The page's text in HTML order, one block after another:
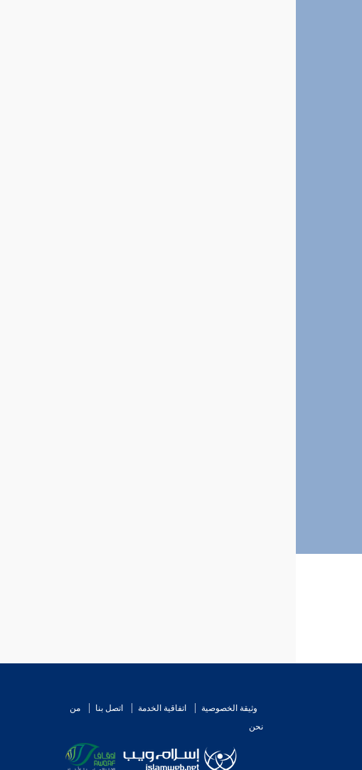
وثيقة الخصوصية اتفاقية الخدمة اتصل بنا
من
نحن